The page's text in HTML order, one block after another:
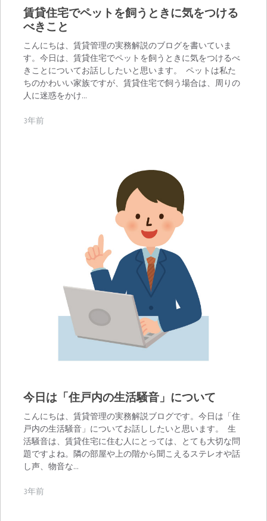
賃貸住宅でペットを飼うときに気をつける
べきこと
こんにちは、賃貸管理の実務解説のブログを書いていま
す。今日は、賃貸住宅でペットを飼うときに気をつけるべ
きことについてお話ししたいと思います。 ペットは私た
ちのかわいい家族ですが、賃貸住宅で飼う場合は、周りの
人に迷惑をかけ…
3年前
今日は「住戸内の生活騒音」について
こんにちは、賃貸管理の実務解説ブログです。今日は「住
戸内の生活騒音」についてお話ししたいと思います。 生
活騒音は、賃貸住宅に住む人にとっては、とても大切な問
題ですよね。隣の部屋や上の階から聞こえるステレオや話
し声、物音な…
3年前